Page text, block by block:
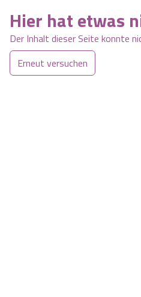
Hier hat etwas
Der Inhalt dieser Seite konnte
Erneut versuchen